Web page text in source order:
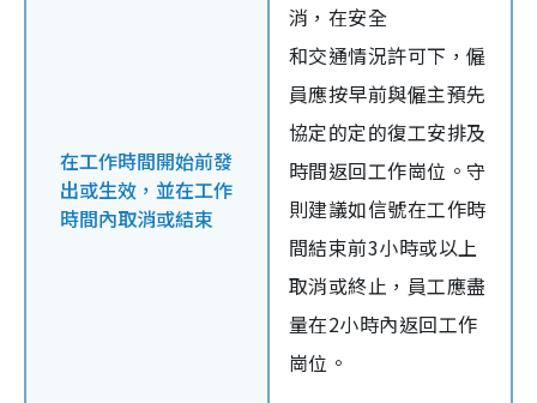
在工作時間開始前發
出或生效，並在工作
時間內取消或結束
消，在安全
和交通情況許可下，僱
員應按早前與僱主預先
協定的定的復工安排及
時間返回工作崗位。守
則建議如信號在工作時
間結束前3小時或以上
取消或終止，員工應盡
量在2小時內返回工作
崗位。